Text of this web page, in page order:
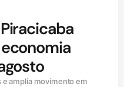
amplia movimento em